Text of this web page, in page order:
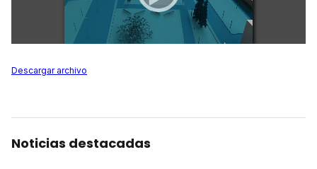
Descargar archivo
Noticias destacadas